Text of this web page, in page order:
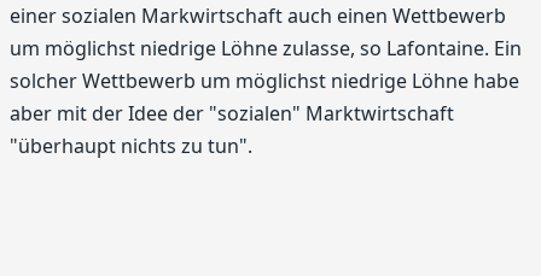
einer sozialen Markwirtschaft auch einen Wettbewerb
um möglichst niedrige Löhne zulasse, so Lafontaine. Ein
solcher Wettbewerb um möglichst niedrige Löhne habe
aber mit der Idee der "sozialen" Marktwirtschaft
"überhaupt nichts zu tun".